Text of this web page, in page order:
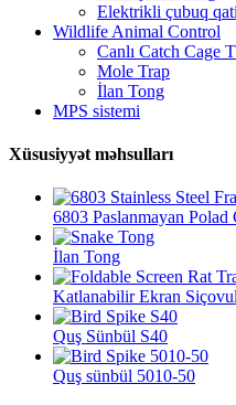
Elektrikli çubuq
Wildlife Animal Control
Canlı Catch Cage
Mole Trap
İlan Tong
MPS sistemi
Xüsusiyyət məhsulları
6803 Paslanmayan Polad
İlan Tong
Katlanabilir Ekran
Quş Sünbül S40
Quş sünbül 5010-50